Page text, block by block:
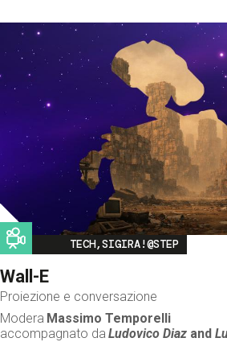
Image
TECH,SIGIRA!@STEP
Wall-E
Proiezione e conversazione
Modera Massimo Temporelli
accompagnato da Ludovico Diaz and